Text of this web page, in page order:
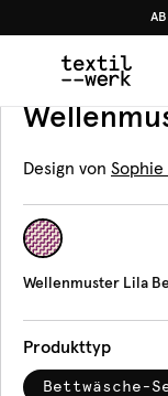
Produkte
Bettwäsche
Design von
Wellenmuster Lila
Produkttyp
Bettwäsche-